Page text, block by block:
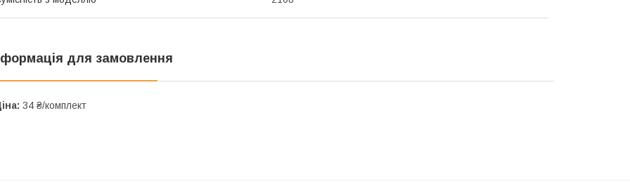
для замовлення
34 ₴/комплект